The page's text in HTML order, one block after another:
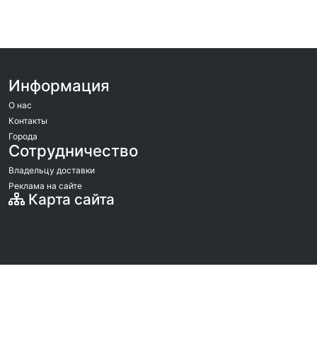
Информация
О нас
Контакты
Города
Сотрудничество
Владельцу доставки
Реклама на сайте
Карта сайта